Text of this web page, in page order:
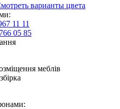
варианты цвета
11 11
05 85
меблів